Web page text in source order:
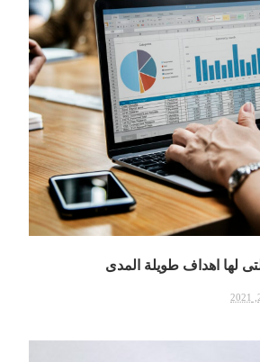
لها اهداف طويلة المدى